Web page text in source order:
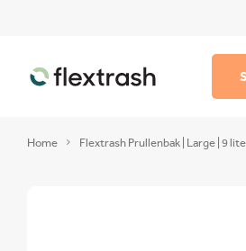
Home Flextrash Prullenbak | Large | 9